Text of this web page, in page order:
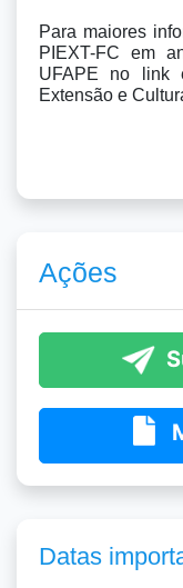
Para maiores
PIEXT-FC em
UFAPE no link
Extensão e
Ações
Datas